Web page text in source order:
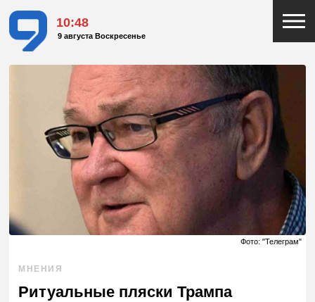
10:48
9 августа Воскресенье
Фото: "Телеграм"
МНЕНИЯ
Ритуальные пляски Трампа